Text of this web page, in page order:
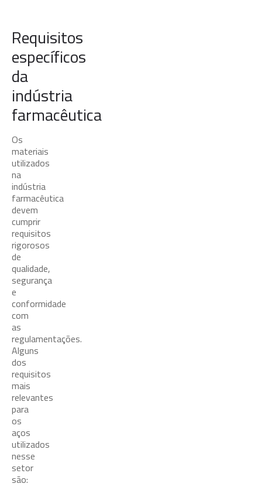
Requisitos
específicos
da
indústria
farmacêutica
Os
materiais
utilizados
na
indústria
farmacêutica
devem
cumprir
requisitos
rigorosos
de
qualidade,
segurança
e
conformidade
com
as
regulamentações.
Alguns
dos
requisitos
mais
relevantes
para
os
aços
utilizados
nesse
setor
são: